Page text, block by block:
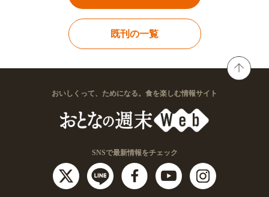
既刊の一覧
おいしくって、ためになる。食を楽しむ情報サイト
SNSで最新情報をチェック